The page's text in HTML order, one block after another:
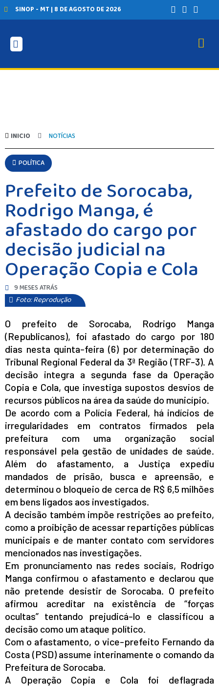
SINOP - MT | 8 DE AGOSTO DE 2026
INICIO NOTÍCIAS
POLÍTICA
Prefeito de Sorocaba,
Rodrigo Manga, é
afastado do cargo por
decisão judicial na
Operação Copia e Cola
9 MESES ATRÁS
Foto: Reprodução
O prefeito de Sorocaba, Rodrigo Manga
(Republicanos), foi afastado do cargo por 180
dias nesta quinta-feira (6) por determinação do
Tribunal Regional Federal da 3ª Região (TRF-3). A
decisão integra a segunda fase da Operação
Copia e Cola, que investiga supostos desvios de
recursos públicos na área da saúde do município.
De acordo com a Polícia Federal, há indícios de
irregularidades em contratos firmados pela
prefeitura com uma organização social
responsável pela gestão de unidades de saúde.
Além do afastamento, a Justiça expediu
mandados de prisão, busca e apreensão, e
determinou o bloqueio de cerca de R$ 6,5 milhões
em bens ligados aos investigados.
A decisão também impõe restrições ao prefeito,
como a proibição de acessar repartições públicas
municipais e de manter contato com servidores
mencionados nas investigações.
Em pronunciamento nas redes sociais, Rodrigo
Manga confirmou o afastamento e declarou que
não pretende desistir de Sorocaba. O prefeito
afirmou acreditar na existência de “forças
ocultas” tentando prejudicá-lo e classificou a
decisão como um ataque político.
Com o afastamento, o vice-prefeito Fernando da
Costa (PSD) assume interinamente o comando da
Prefeitura de Sorocaba.
A Operação Copia e Cola foi deflagrada